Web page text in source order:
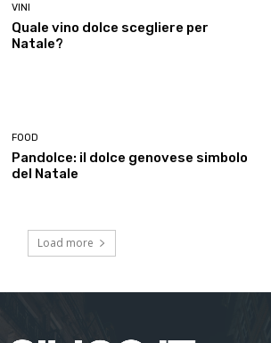
VINI
Quale vino dolce scegliere per
Natale?
FOOD
Pandolce: il dolce genovese simbolo
del Natale
Load more